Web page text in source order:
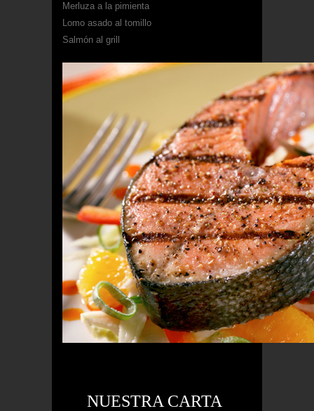
Merluza a la pimienta
Lomo asado al tomillo
Salmón al grill
NUESTRA CARTA